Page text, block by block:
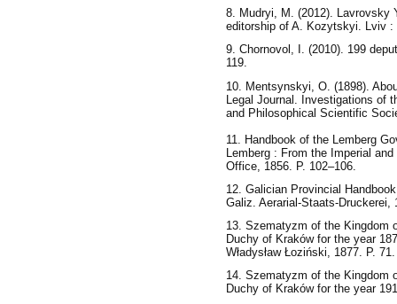
8. Mudryi, M. (2012). Lavrovsky
editorship of A. Kozytskyi. Lviv :
9. Chornovol, I. (2010). 199
119.
10. Mentsynskyi, O. (1898).
Legal Journal. Investigations of
and Philosophical Scientific
11. Handbook of the Lemberg
Lemberg : From the Imperial
Office, 1856. P. 102–106.
12. Galician Provincial
Galiz. Aerarial-Staats-Druckerei,
13. Szematyzm of the Kingdom
Duchy of Kraków for the year
Władysław Łoziński, 1877. P. 71.
14. Szematyzm of the Kingdom
Duchy of Kraków for the year